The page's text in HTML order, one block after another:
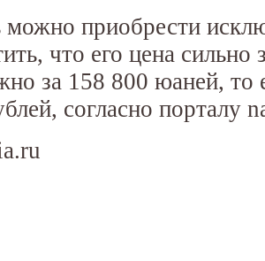
приобрести
что его цена
за 158 800 юаней, то
согласно порталу